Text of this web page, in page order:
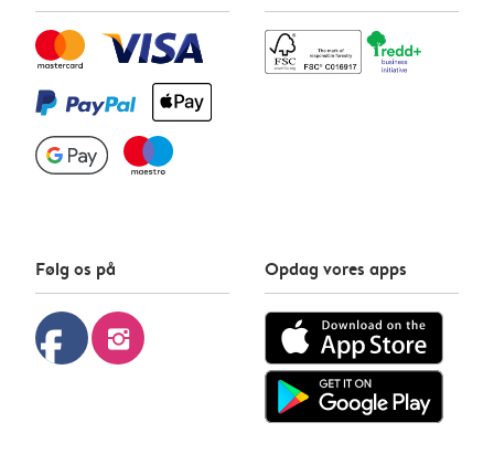
Følg os på
facebook instagram
Opdag vores apps